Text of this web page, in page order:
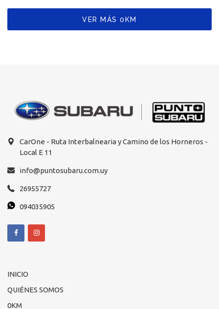
VER MÁS 0KM
CarOne - Ruta Interbalnearia y Camino de los Horneros -
Local E 11
info@puntosubaru.com.uy
26955727
094035905
INICIO
QUIÉNES SOMOS
0KM